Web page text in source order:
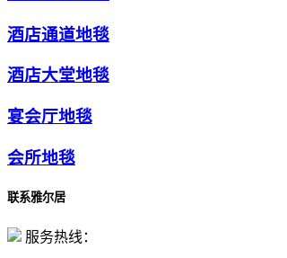
酒店通道地毯
酒店大堂地毯
宴会厅地毯
会所地毯
联系雅尔居
服务热线：